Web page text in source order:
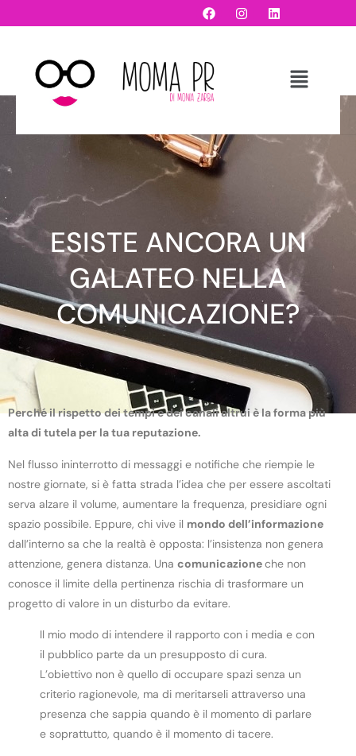
ESISTE ANCORA UN
GALATEO NELLA
COMUNICAZIONE?
Perché il rispetto dei tempi e dei canali altrui è la forma più
alta di tutela per la tua reputazione.
Nel flusso ininterrotto di messaggi e notifiche che riempie le
nostre giornate, si è fatta strada l’idea che per essere ascoltati
serva alzare il volume, aumentare la frequenza, presidiare ogni
spazio possibile. Eppure, chi vive il mondo dell’informazione
dall’interno sa che la realtà è opposta: l’insistenza non genera
attenzione, genera distanza. Una comunicazioneche non
conosce il limite della pertinenza rischia di trasformare un
progetto di valore in un disturbo da evitare.
Il mio modo di intendere il rapporto con i media e con
il pubblico parte da un presupposto di cura.
L’obiettivo non è quello di occupare spazi senza un
criterio ragionevole, ma di meritarseli attraverso una
presenza che sappia quando è il momento di parlare
e soprattutto, quando è il momento di tacere.